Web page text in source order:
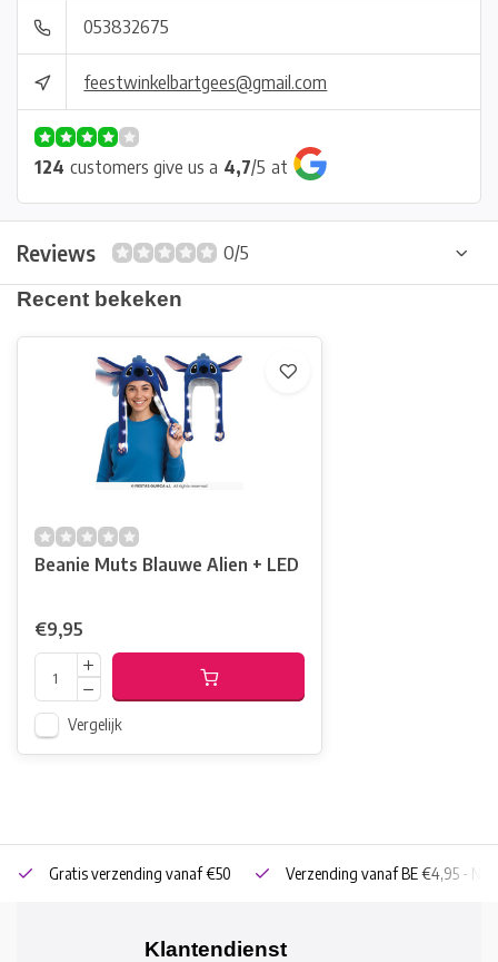
053832675
feestwinkelbartgees@gmail.com
124 customers give us a 4,7/5 at
Reviews
0/5
Recent bekeken
Beanie Muts Blauwe Alien + LED
€9,95
Vergelijk
Gratis verzending vanaf €50 Verzending vanaf BE €4,95 - NL
Klantendienst